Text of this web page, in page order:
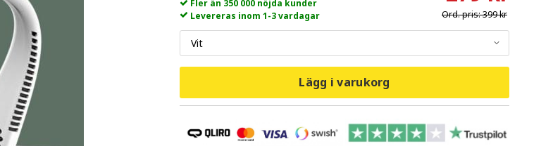
Fler än 350 000 nöjda kunder
Levereras inom 1-3 vardagar
Ord. pris:399 kr
Lägg i varukorg